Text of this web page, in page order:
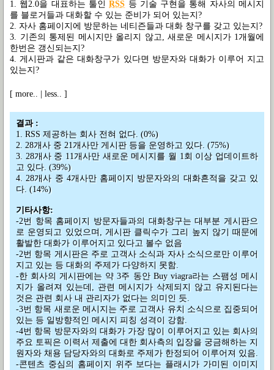
1. 웹2.0을 대표하는 툴인RSS 등 기술 구현을 통해 자사의 메시지
를 블로거들과 대화할 수 있는 준비가 되어 있는지?
2. 자사 홈페이지에 방문하는 네티즌들과 대화 창구를 갖고 있는지?
3. 기존의 통제된 메시지만 올리지 않고, 새로운 메시지가 1개월에
한번은 갱신되는지?
4. 게시판과 같은 대화창구가 있다면 방문자와 대화가 이루어 지고
있는지?
[ more.. | less.. ]
결과 :
1. RSS 제공하는 회사 전혀 없다. (0%)
2. 28개사 중 21개사만 게시판 등을 운영하고 있다. (75%)
3. 28개사 중 11개사만 새로운 메시지를 월 1회 이상 업데이트하
고 있다. (39%)
4. 28개사 중 4개사만 홈페이지 방문자와의 대화흔적을 갖고 있
다. (14%)
기타사항:
-2번 항목 홈페이지 방문자들과의 대화창구는 대부분 게시판으
로 운영되고 있었으며, 게시판 클릭수가 그리 높지 않기 때문에
활발한 대화가 이루어지고 있다고 볼수 없음
-2번 항목 게시판은 주로 고객사 소식과 자사 소식으로만 이루어
지고 있는 등 대화의 주제가 다양하지 못함.
-한 회사의 게시판에는 약 3주 동안 Buy viagra라는 스팸성 메시
지가 올려져 있는데, 관련 메시지가 삭제되지 않고 유지된다는
것은 관련 회사 내 관리자가 없다는 의미인 듯.
-3번 항목 새로운 메시지는 주로 고객사 유치 소식으로 집중되어
있는 등 일방향적인 메시지 피칭 성격이 강함.
-4번 항목 방문자와의 대화가 가장 많이 이루어지고 있는 회사의
주요 토픽은 이력서 제출에 대한 회사측의 입장을 궁금해하는 지
원자와 채용 담당자와의 대화로 주제가 한정되어 이루어져 있음.
-콘텐츠 중심의 홈페이지 위주 보다는 플래시가 가미된 이미지